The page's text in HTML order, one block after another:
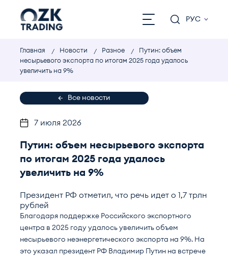
РУС
Главная Новости Разное
Путин: объем
несырьевого экспорта по итогам 2025 года удалось
увеличить на 9%
Все новости
7 июля 2026
Путин: объем несырьевого экспорта
по итогам 2025 года удалось
увеличить на 9%
Президент РФ отметил, что речь идет о 1,7 трлн
рублей
Благодаря поддержке Российского экспортного
центра в 2025 году удалось увеличить объем
несырьевого неэнергетического экспорта на 9%. На
это указал президент РФ Владимир Путин на встрече